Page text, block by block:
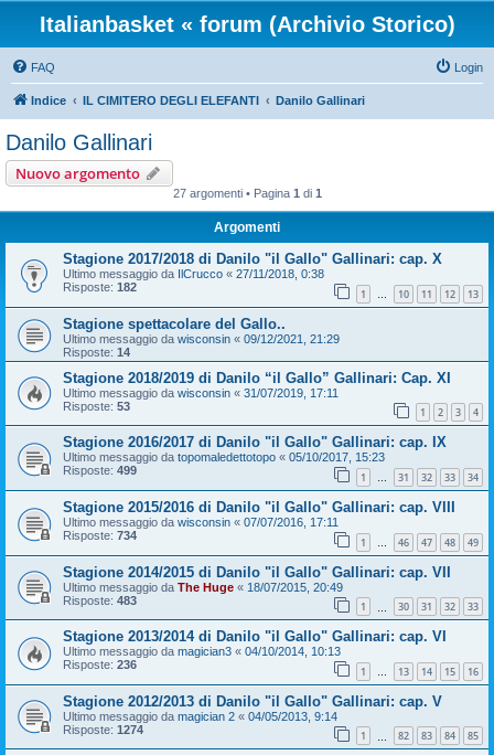
Italianbasket « forum (Archivio Storico)
FAQ Login
Indice IL CIMITERO DEGLI ELEFANTI Danilo Gallinari
Danilo Gallinari
Nuovo argomento
27 argomenti • Pagina 1 di 1
Argomenti
Stagione 2017/2018 di Danilo "il Gallo" Gallinari: cap. X
Ultimo messaggio da IlCrucco « 27/11/2018, 0:38
Risposte: 182 1 … 10 11 12 13
Stagione spettacolare del Gallo..
Ultimo messaggio da wisconsin « 09/12/2021, 21:29
Risposte: 14
Stagione 2018/2019 di Danilo “il Gallo” Gallinari: Cap. XI
Ultimo messaggio da wisconsin « 31/07/2019, 17:11
Risposte: 53 1 2 3 4
Stagione 2016/2017 di Danilo "il Gallo" Gallinari: cap. IX
Ultimo messaggio da topomaledettotopo « 05/10/2017, 15:23
Risposte: 499 1 … 31 32 33 34
Stagione 2015/2016 di Danilo "il Gallo" Gallinari: cap. VIII
Ultimo messaggio da wisconsin « 07/07/2016, 17:11
Risposte: 734 1 … 46 47 48 49
Stagione 2014/2015 di Danilo "il Gallo" Gallinari: cap. VII
Ultimo messaggio da The Huge « 18/07/2015, 20:49
Risposte: 483 1 30 31 32 33
Stagione 2013/2014 di Danilo "il Gallo" Gallinari: cap. VI
Ultimo messaggio da magician3 « 04/10/2014, 10:13
Risposte: 236 1 … 13 14 15 16
Stagione 2012/2013 di Danilo "il Gallo" Gallinari: cap. V
Ultimo messaggio da magician 2 « 04/05/2013, 9:14
Risposte: 1274 1 82 83 84 85